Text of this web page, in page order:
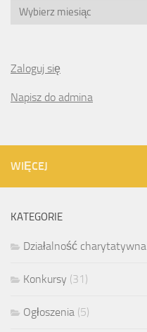
Archiwa
Zaloguj się
Napisz do admina
WIĘCEJ
KATEGORIE
Działalność charytatywna
Konkursy (31)
Ogłoszenia (5)